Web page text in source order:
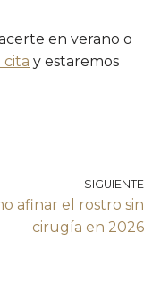
en verano o
cita y estaremos
SIGUIENTE
afinar el rostro sin
cirugía en 2026